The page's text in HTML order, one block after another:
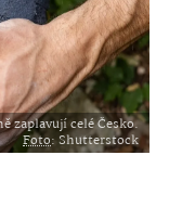
zaplavují celé Česko.
Foto: Shutterstock